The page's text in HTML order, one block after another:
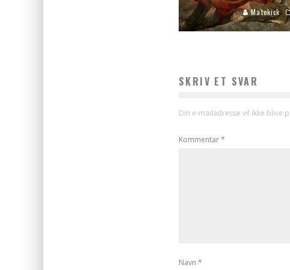
Matekick
SKRIV ET SVAR
Din e-mailadresse vil ikke blive
Kommentar*
Navn *